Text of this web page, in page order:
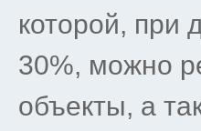
которой, при
30%, можно
объекты, а